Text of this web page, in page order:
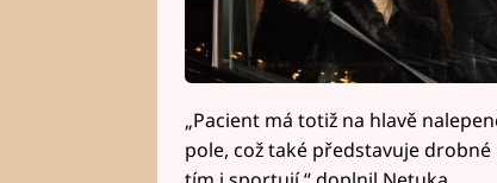
„Pacient má totiž na hlavě
pole, což také představuje